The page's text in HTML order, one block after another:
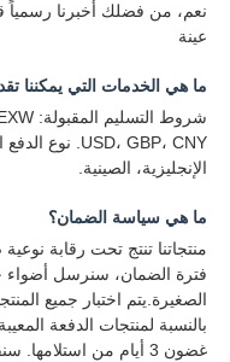
نعم، من فضلك أخبرنا رسمياً
عينة
ما هي الخدمات التي يمكننا
الإنجليزية، الصينية.
ما هي سياسة الضمان؟
فترة الضمان، سنرسل أضواء
الصغيرة.يتم اختبار جميع
بالنسبة لمنتجات الدفعة
غضون 3 أيام من استلامها. سنقوم بترتيبات استبدال إذا تأكد الوضع.